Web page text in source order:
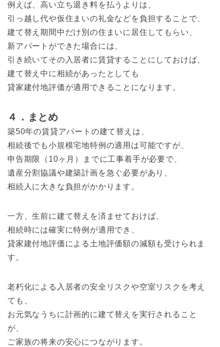
例えば、高い立ち退き料を払うよりは、
引っ越し代や仮住まいの礼金などを負担することで、
建て替え期間中だけ別の住まいに居住してもらい、
新アパートができた場合には、
引き続いてその入居者に賃貸することにしておけば、
建て替え中に相続があったとしても
貸家建付地評価が適用できることになります。
４．まとめ
築50年の賃貸アパートの建て替えは、
相続後でも小規模宅地特例の適用は可能ですが、
申告期限（10ヶ月）までに工事着手が必要で、
遺産分割協議や建築計画を急ぐ必要があり、
相続人に大きな負担がかかります。
一方、生前に建て替えを済ませておけば、
相続時には確実に特例が適用でき、
貸家建付地評価による土地評価額の減額も受けられま
す。
老朽化による入居者の安全リスクや空室リスクを考え
ても、
お元気なうちに計画的に建て替えを実行されること
が、
ご家族の将来の安心につながります。